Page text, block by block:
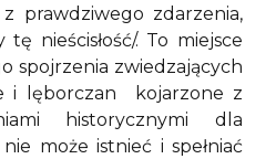
prawdziwego zdarzenia,
nieścisłość/. To miejsce
spojrzenia zwiedzających
i lęborczan kojarzone z
historycznymi dla
może istnieć i spełniać